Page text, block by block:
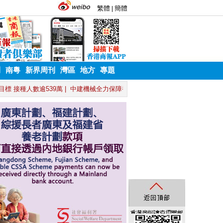
南粵 新界周刊 灣區 地方 專題